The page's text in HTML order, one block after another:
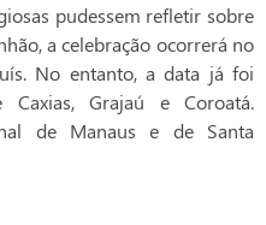
pudessem refletir sobre
a celebração ocorrerá no
No entanto, a data já foi
Grajaú e Coroatá.
de Manaus e de Santa